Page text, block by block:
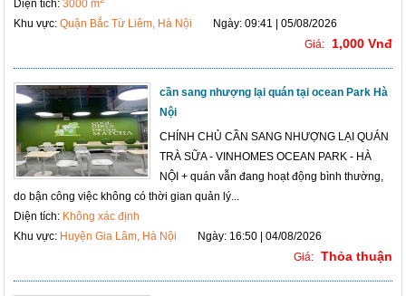
Diện tích:3000 m
Khu vực:Quận Bắc Từ Liêm, Hà Nội
Ngày: 09:41 | 05/08/2026
Giá:
1,000 Vnđ
cần sang nhượng lại quán tại ocean Park Hà
Nội
CHÍNH CHỦ CẦN SANG NHƯỢNG LẠI QUÁN
TRÀ SỮA - VINHOMES OCEAN PARK - HÀ
NỘI + quán vẫn đang hoạt động bình thường,
do bận công việc không có thời gian quản lý...
Diện tích: Không xác định
Khu vực: Huyện Gia Lâm, Hà Nội
Ngày: 16:50 | 04/08/2026
Giá: Thỏa thuận